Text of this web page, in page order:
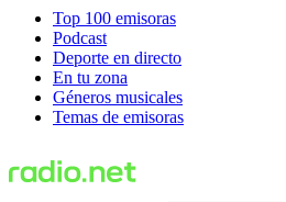
Top 100 emisoras
Podcast
Deporte en directo
En tu zona
Géneros musicales
Temas de emisoras